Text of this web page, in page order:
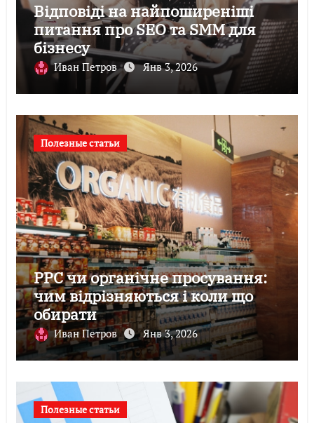
Відповіді на найпоширеніші
питання про SEO та SMM для
бізнесу
Иван Петров Янв 3, 2026
Полезные статьи
PPC чи органічне просування:
чим відрізняються і коли що
обирати
Иван Петров Янв 3, 2026
Полезные статьи